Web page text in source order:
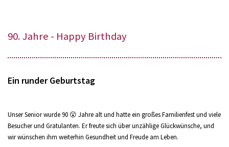
90. Jahre - Happy Birthday
Ein runder Geburtstag
Unser Senior wurde 90 😮 Jahre alt und hatte ein großes Familienfest und viele
Besucher und Gratulanten. Er freute sich über unzählige Glückwünsche, und
wir wünschen ihm weiterhin Gesundheit und Freude am Leben.